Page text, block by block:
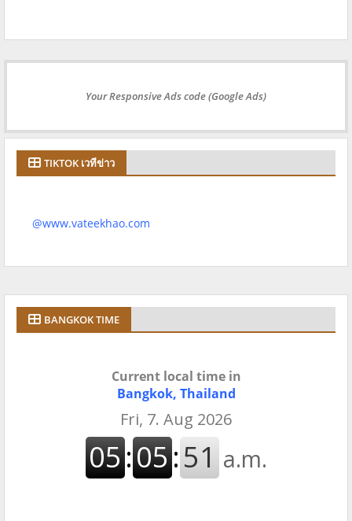
Your Responsive Ads code (Google Ads)
TIKTOK เวทีข่าว
@www.vateekhao.com
BANGKOK TIME
Current local time in
Bangkok, Thailand